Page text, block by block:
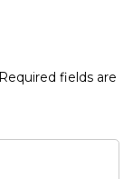
Required fields are